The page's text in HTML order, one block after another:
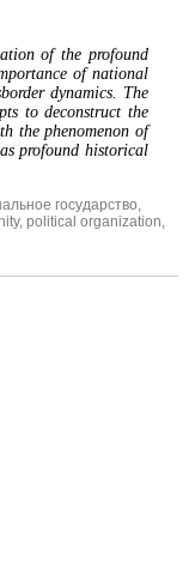
of the profound
of national
dynamics. The
to deconstruct the
the phenomenon of
profound historical
государство,
, political organization,